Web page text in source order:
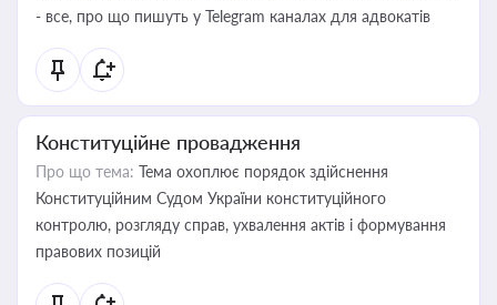
- все, про що пишуть у Telegram каналах для адвокатів
Конституційне провадження
Про що тема: Тема охоплює порядок здійснення
Конституційним Судом України конституційного
контролю, розгляду справ, ухвалення актів і формування
правових позицій